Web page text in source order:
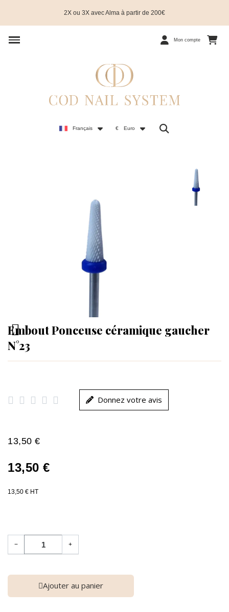
2X ou 3X avec Alma à partir de 200€
Mon compte
Français € Euro
Embout Ponceuse céramique gaucher
N°23
     Donnez votre avis
13,50 €
13,50 €
13,50 € HT
− +
Ajouter au panier